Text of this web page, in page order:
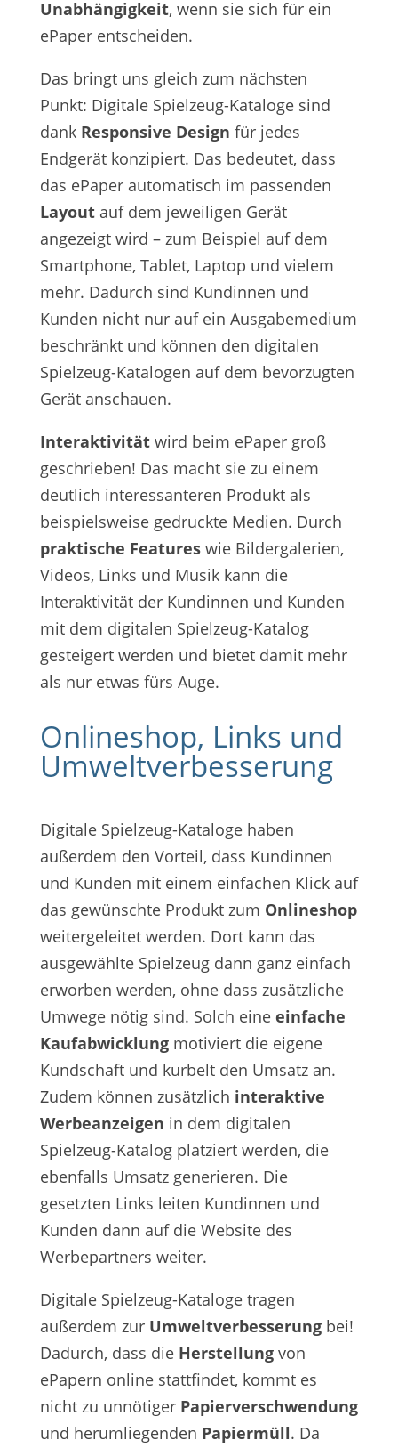
Unabhängigkeit, wenn sie sich für ein
ePaper entscheiden.
Das bringt uns gleich zum nächsten
Punkt: Digitale Spielzeug-Kataloge sind
dank Responsive Design für jedes
Endgerät konzipiert. Das bedeutet, dass
das ePaper automatisch im passenden
Layoutauf dem jeweiligen Gerät
angezeigt wird – zum Beispiel auf dem
Smartphone, Tablet, Laptop und vielem
mehr. Dadurch sind Kundinnen und
Kunden nicht nur auf ein Ausgabemedium
beschränkt und können den digitalen
Spielzeug-Katalogen auf dem bevorzugten
Gerät anschauen.
Interaktivitätwird beim ePaper groß
geschrieben! Das macht sie zu einem
deutlich interessanteren Produkt als
beispielsweise gedruckte Medien. Durch
praktische Features wie Bildergalerien,
Videos, Links und Musik kann die
Interaktivität der Kundinnen und Kunden
mit dem digitalen Spielzeug-Katalog
gesteigert werden und bietet damit mehr
als nur etwas fürs Auge.
Onlineshop, Links und
Umweltverbesserung
Digitale Spielzeug-Kataloge haben
außerdem den Vorteil, dass Kundinnen
und Kunden mit einem einfachen Klick auf
das gewünschte Produkt zum Onlineshop
weitergeleitet werden. Dort kann das
ausgewählte Spielzeug dann ganz einfach
erworben werden, ohne dass zusätzliche
Umwege nötig sind. Solch eine einfache
Kaufabwicklungmotiviert die eigene
Kundschaft und kurbelt den Umsatz an.
Zudem können zusätzlich interaktive
Werbeanzeigen in dem digitalen
Spielzeug-Katalog platziert werden, die
ebenfalls Umsatz generieren. Die
gesetzten Links leiten Kundinnen und
Kunden dann auf die Website des
Werbepartners weiter.
Digitale Spielzeug-Kataloge tragen
außerdem zur Umweltverbesserungbei!
Dadurch, dass die Herstellungvon
ePapern online stattfindet, kommt es
nicht zu unnötiger Papierverschwendung
und herumliegenden Papiermüll. Da